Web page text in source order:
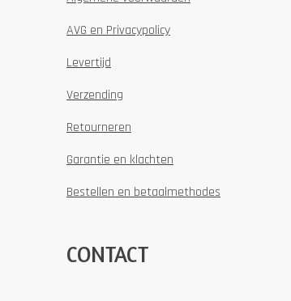
AVG en Privacypolicy
Levertijd
Verzending
Retourneren
Garantie en klachten
Bestellen en betaalmethodes
CONTACT